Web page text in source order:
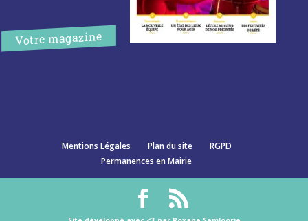
Votre magazine
Mentions Légales Plan du site
RGPD
Permanences en Mairie